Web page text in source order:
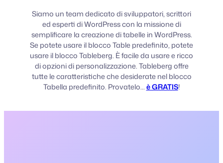
Siamo un team dedicato di sviluppatori, scrittori
ed esperti di WordPress con la missione di
semplificare la creazione di tabelle in WordPress.
Se potete usare il blocco Table predefinito, potete
usare il blocco Tableberg. È facile da usare e ricco
di opzioni di personalizzazione. Tableberg offre
tutte le caratteristiche che desiderate nel blocco
Tabella predefinito. Provatelo...è GRATIS!